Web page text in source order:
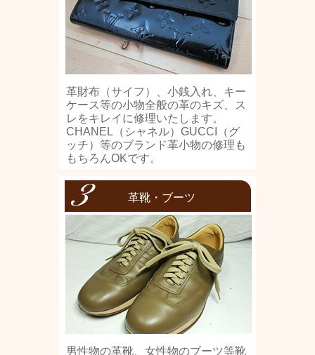
革財布（サイフ）、小銭入れ、キー
ケース等の小物全般の革のキズ、ス
レをキレイに修理いたします。
CHANEL（シャネル）GUCCI（グ
ッチ）等のブランド革小物の修理も
もちろんOKです。
革靴・ブーツ
男性物の革靴、女性物のブーツ等靴